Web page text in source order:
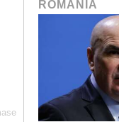
ROMÂNIA